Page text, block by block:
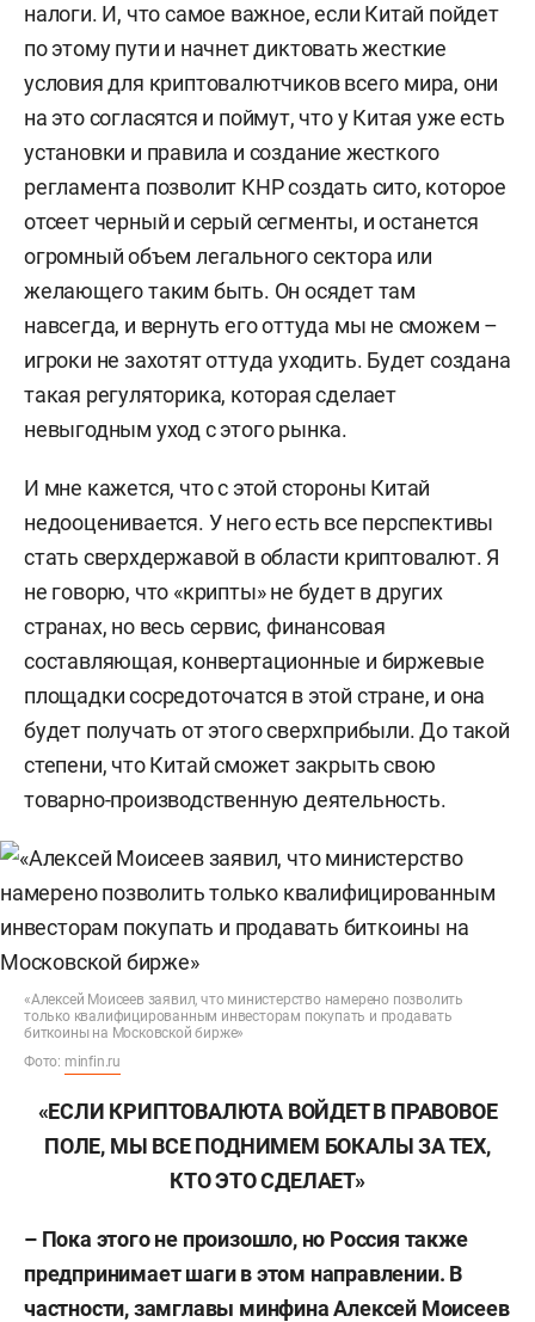
налоги. И, что самое важное, если Китай пойдет
по этому пути и начнет диктовать жесткие
условия для криптовалютчиков всего мира, они
на это согласятся и поймут, что у Китая уже есть
установки и правила и создание жесткого
регламента позволит КНР создать сито, которое
отсеет черный и серый сегменты, и останется
огромный объем легального сектора или
желающего таким быть. Он осядет там
навсегда, и вернуть его оттуда мы не сможем –
игроки не захотят оттуда уходить. Будет создана
такая регуляторика, которая сделает
невыгодным уход с этого рынка.
И мне кажется, что с этой стороны Китай
недооценивается. У него есть все перспективы
стать сверхдержавой в области криптовалют. Я
не говорю, что «крипты» не будет в других
странах, но весь сервис, финансовая
составляющая, конвертационные и биржевые
площадки сосредоточатся в этой стране, и она
будет получать от этого сверхприбыли. До такой
степени, что Китай сможет закрыть свою
товарно-производственную деятельность.
«Алексей Моисеев заявил, что министерство намерено позволить
только квалифицированным инвесторам покупать и продавать
биткоины на Московской бирже»
Фото: minfin.ru
«ЕСЛИ КРИПТОВАЛЮТА ВОЙДЕТ В ПРАВОВОЕ
ПОЛЕ, МЫ ВСЕ ПОДНИМЕМ БОКАЛЫ ЗА ТЕХ,
КТО ЭТО СДЕЛАЕТ»
– Пока этого не произошло, но Россия также
предпринимает шаги в этом направлении. В
частности, замглавы минфина Алексей Моисеев